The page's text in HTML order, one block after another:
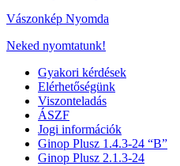
Vászonkép Nyomda
Neked nyomtatunk!
Gyakori kérdések
Elérhetőségünk
Viszonteladás
ÁSZF
Jogi információk
Ginop Plusz 1.4.3-24 “B”
Ginop Plusz 2.1.3-24